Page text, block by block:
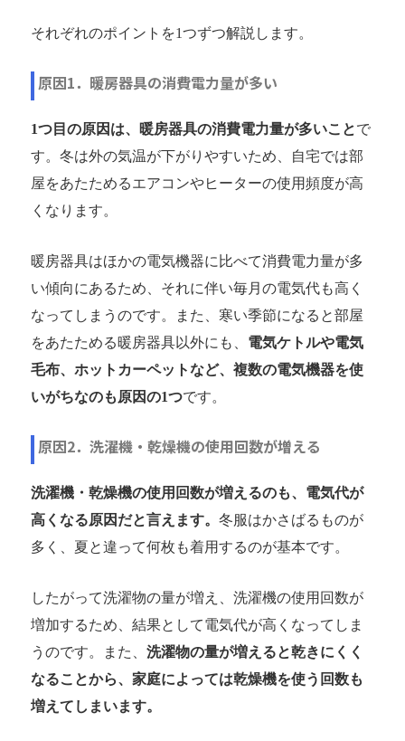
それぞれのポイントを1つずつ解説します。
原因1．暖房器具の消費電力量が多い
1つ目の原因は、暖房器具の消費電力量が多いことで
す。冬は外の気温が下がりやすいため、自宅では部
屋をあたためるエアコンやヒーターの使用頻度が高
くなります。
暖房器具はほかの電気機器に比べて消費電力量が多
い傾向にあるため、それに伴い毎月の電気代も高く
なってしまうのです。また、寒い季節になると部屋
をあたためる暖房器具以外にも、 電気ケトルや電気
毛布、ホットカーペットなど、複数の電気機器を使
いがちなのも原因の1つです。
原因2．洗濯機・乾燥機の使用回数が増える
洗濯機・乾燥機の使用回数が増えるのも、電気代が
高くなる原因だと言えます。 冬服はかさばるものが
多く、夏と違って何枚も着用するのが基本です。
したがって洗濯物の量が増え、洗濯機の使用回数が
増加するため、結果として電気代が高くなってしま
うのです。また、 洗濯物の量が増えると乾きにくく
なることから、家庭によっては乾燥機を使う回数も
増えてしまいます。